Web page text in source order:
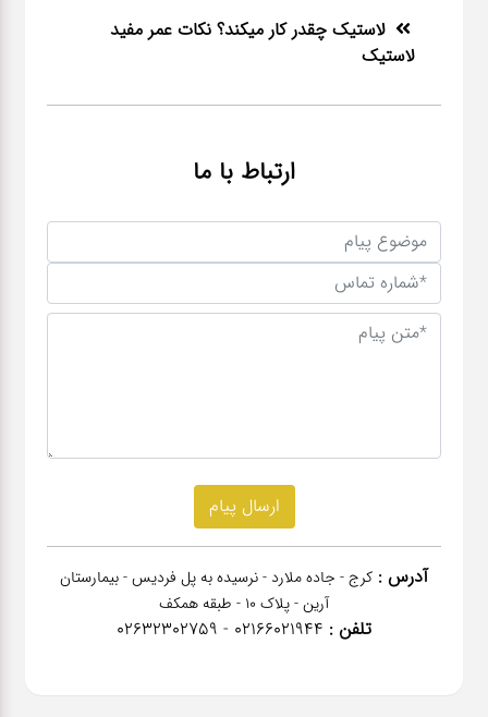
لاستیک چقدر کار میکند؟ نکات عمر مفید
لاستیک
ارتباط با ما
آدرس : کرج - جاده ملارد - نرسیده به پل فردیس - بیمارستان
آرین - پلاک 10 - طبقه همکف
تلفن : 02166021944 - 02632302759